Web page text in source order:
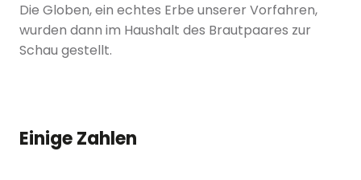
Die Globen, ein echtes Erbe unserer Vorfahren,
wurden dann im Haushalt des Brautpaares zur
Schau gestellt.
Einige Zahlen